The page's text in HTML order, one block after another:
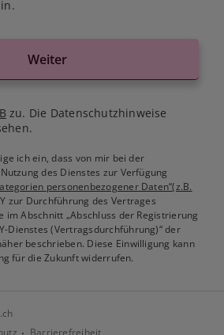
Weiter
zu. Die Datenschutzhinweise
ich ein, dass von mir bei der
des Dienstes zur Verfügung
personenbezogener Daten“(z.B.
zur Durchführung des Vertrages
im Abschnitt „Abschluss der Registrierung
Dienstes (Vertragsdurchführung)“ der
beschrieben. Diese Einwilligung kann
für die Zukunft widerrufen.
Barrierefreiheit